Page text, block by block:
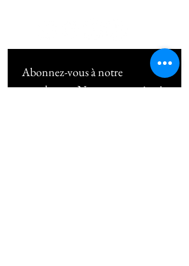
Abonnez-vous à notre
newsletter • Ne manquez rien !